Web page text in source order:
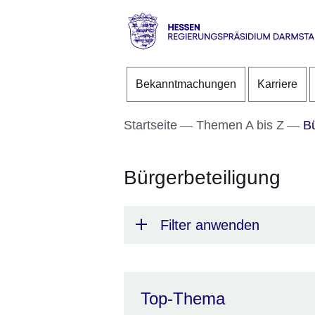
Direkt zum Kopf der
Direkt zum Inhalt
Direkt zum Fuß der
RP
Bekanntmachungen Karriere
Startseite Themen A bis Z
Bürgerbeteiligung
Filter anwenden
Top-Thema